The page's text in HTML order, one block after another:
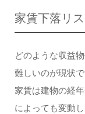
家賃下落リ
どのような収益
難しいのが現状で
家賃は建物の経
によっても変動し